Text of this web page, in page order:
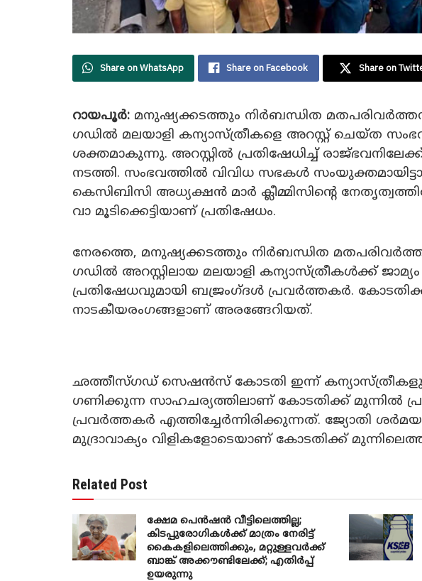
Share on WhatsApp Share on Facebook Share on
റായപൂർ: മനുഷ്യക്കടത്തും നിർബന്ധിത
ഗഡിൽ മലയാളി കന്യാസ്ത്രീകളെ അറസ്റ്റ് ചെയ്ത
ശക്തമാകുന്നു. അറസ്റ്റിൽ പ്രതിഷേധിച്ച്
നടത്തി. സംഭവത്തിൽ വിവിധ സഭകൾ
കെസിബിസി അധ്യക്ഷൻ മാർ ക്ലീമ്മിസിന്റെ
വാ മൂടിക്കെട്ടിയാണ് പ്ര‌തിഷേധം.
നേരത്തെ, മനുഷ്യക്കടത്തും നിർബന്ധിത
ഗഡിൽ അറസ്റ്റിലായ മലയാളി കന്യാസ്ത്രീകൾക്ക്
പ്രതിഷേധവുമായി ബജ്രം​ഗ്ദൾ പ്രവർത്തകർ.
നാടകീയരംഗങ്ങളാണ് അരങ്ങേറിയത്.
ഛത്തീസ്​ഗഡ് സെഷൻസ് കോടതി ഇന്ന്
ഗണിക്കുന്ന സാഹചര്യത്തിലാണ് കോടതിക്ക് മുന്നിൽ
പ്രവർത്തകർ എത്തിച്ചേർന്നിരിക്കുന്നത്. ജ്യോതി
മുദ്രാവാക്യം വിളികളോ‌ടെയാണ് കോടതിക്ക്
Related Post
ക്ഷേമ പെൻഷൻ വീട്ടിലെത്തില്ല;
കിടപ്പുരോഗികൾക്ക് മാത്രം നേരിട്ട്
കൈകളിലെത്തിക്കും, മറ്റുള്ളവർക്ക്
ബാങ്ക് അക്കൗണ്ടിലേക്ക്; എതിർപ്പ്
ഉയരുന്നു